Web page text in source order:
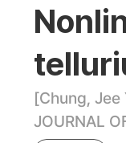
[Chung, Jee
JOURNAL